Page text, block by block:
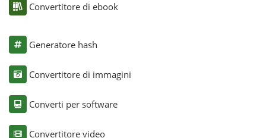
Convertitore di ebook
Generatore hash
Convertitore di immagini
Converti per software
Convertitore video